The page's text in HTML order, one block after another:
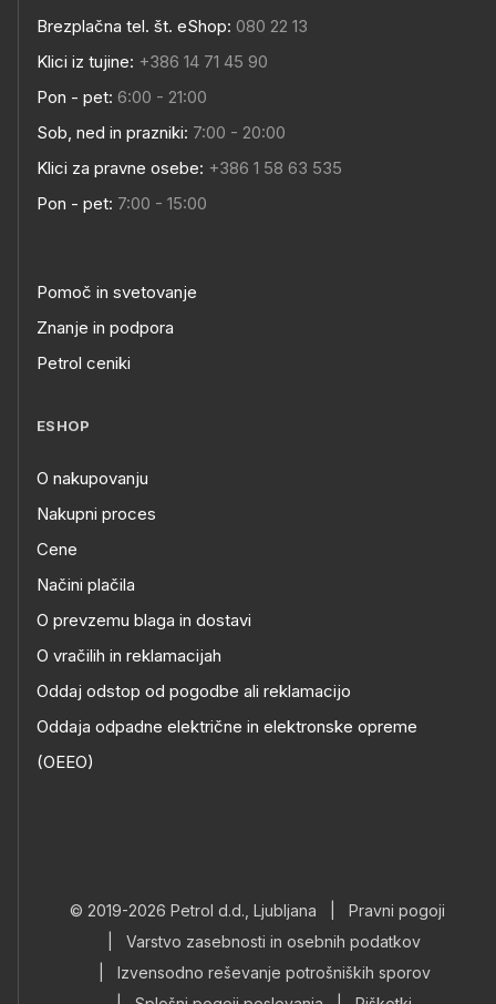
Brezplačna tel. št. eShop: 080 22 13
Klici iz tujine: +386 14 71 45 90
Pon - pet: 6:00 - 21:00
Sob, ned in prazniki: 7:00 - 20:00
Klici za pravne osebe: +386 1 58 63 535
Pon - pet: 7:00 - 15:00
Pomoč in svetovanje
Znanje in podpora
Petrol ceniki
ESHOP
O nakupovanju
Nakupni proces
Cene
Načini plačila
O prevzemu blaga in dostavi
O vračilih in reklamacijah
Oddaj odstop od pogodbe ali reklamacijo
Oddaja odpadne električne in elektronske opreme
(OEEO)
© 2019-2026 Petrol d.d., Ljubljana
Pravni pogoji
Varstvo zasebnosti in osebnih podatkov
Izvensodno reševanje potrošniških sporov